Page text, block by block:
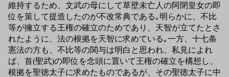
維持するため、文武の母にして草壁未亡人の阿閉皇女の即
位を策して提造したのが不改常典である｡明らかに、不比
等が擁立する王権の確立のためであり、天智が立てたとさ
れたように、法の根拠を天智に求めている｡一方、十七条
憲法の方も、不比等の関与は明白と思われ、私見によれ
ば、首(聖武)の即位を念頭に置いて王権の確立を構想し、
根拠を聖徳太子に求めたものであるが、その聖徳太子に中